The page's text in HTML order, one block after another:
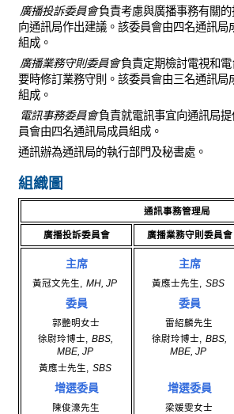
廣播投訴委員會負責考慮與廣播事務有關
向通訊局作出建議。該委員會由四名通訊局
組成。
廣播業務守則委員會負責定期檢討電視和
要時修訂業務守則。該委員會由三名通訊局
組成。
電訊事務委員會負責就電訊事宜向通訊局
員會由四名通訊局成員組成。
通訊辦為通訊局的執行部門及秘書處。
組織圖
通訊事務管理局
廣播投訴委員會 廣播業務守則委員會
主席
黃冠文先生, MH, JP
委員
郭艷明女士
徐尉玲博士,
BBS,
MBE, JP
黃應士先生,
SBS
增選委員
陳俊濠先生
主席
黃應士先生, SBS
委員
雷紹麟先生
徐尉玲博士,
BBS,
MBE, JP
增選委員
梁媛雯女士